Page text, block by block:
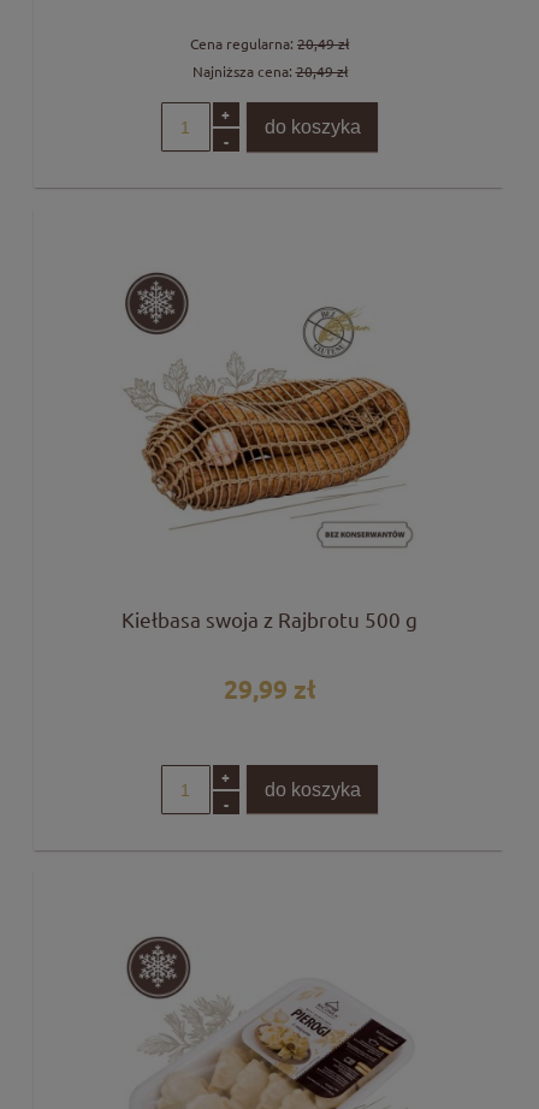
Cena regularna: 20,49 zł
Najniższa cena:20,49 zł
+
-
do koszyka
Kiełbasa swoja z Rajbrotu 500 g
29,99 zł
+
-
do koszyka